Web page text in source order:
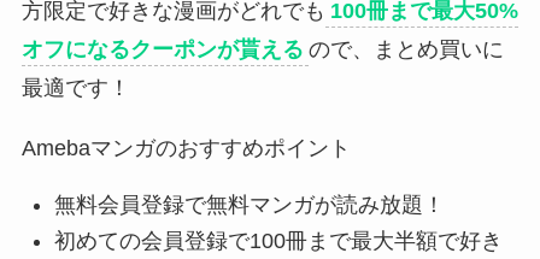
方限定で好きな漫画がどれでも 100冊まで最大50%
オフになるクーポンが貰える ので、まとめ買いに
最適です！
Amebaマンガのおすすめポイント
無料会員登録で無料マンガが読み放題！
初めての会員登録で100冊まで最大半額で好き